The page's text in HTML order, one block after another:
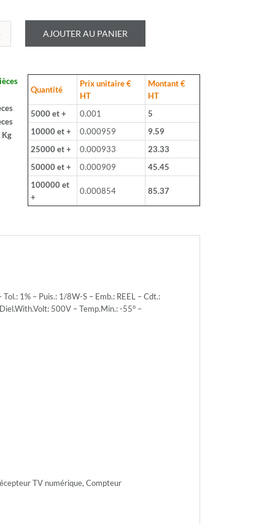
AJOUTER AU PANIER
Quantité
Prix unitaire €
HT
Montant €
HT
5000 et +
0.001
5
10000 et +
0.000959
9.59
25000 et +
0.000933
23.33
50000 et +
0.000909
45.45
100000 et
+
0.000854 85.37
1% – Puis.: 1/8W-S – Emb.: REEL – Cdt.:
500V – Temp.Min.: -55° –
TV numérique, Compteur